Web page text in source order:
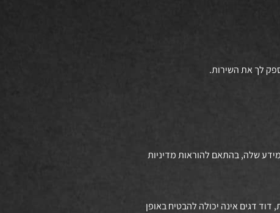
לך את השירות.
שלה, בהתאם להוראות מדיניות
דגים אינה יכולה להבטיח באופן